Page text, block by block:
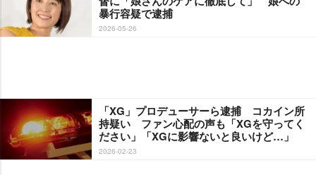
暴行容疑で逮捕
2026-05-26
「XG」プロデューサーら逮捕 コカイン所
持疑い ファン心配の声も「XGを守ってく
ださい」「XGに影響ないと良いけど…」
2026-02-23